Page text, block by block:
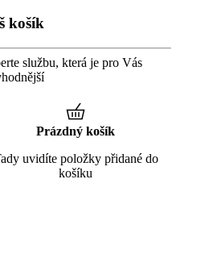
košík
službu, která je pro Vás
Prázdný košík
uvidíte položky přidané do
košíku